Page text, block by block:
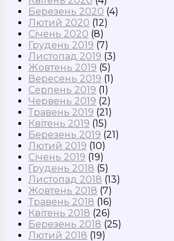
Березень 2020 (4)
Лютий 2020 (12)
Січень 2020 (8)
Грудень 2019 (7)
Листопад 2019 (3)
Жовтень 2019 (5)
Вересень 2019 (1)
Серпень 2019 (1)
Червень 2019 (2)
Травень 2019 (21)
Квітень 2019 (15)
Березень 2019 (21)
Лютий 2019 (10)
Січень 2019 (19)
Грудень 2018 (5)
Листопад 2018 (13)
Жовтень 2018 (7)
Травень 2018 (16)
Квітень 2018 (26)
Березень 2018 (25)
Лютий 2018 (19)